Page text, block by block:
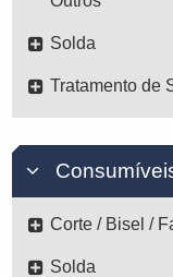
Solda
Tratamento de
Corte / Bisel /
Solda